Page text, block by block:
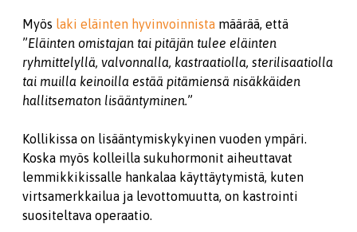
Myös laki eläinten hyvinvoinnista määrää, että
”Eläinten omistajan tai pitäjän tulee eläinten
ryhmittelyllä, valvonnalla, kastraatiolla, sterilisaatiolla
tai muilla keinoilla estää pitämiensä nisäkkäiden
hallitsematon lisääntyminen.”
Kollikissa on lisääntymiskykyinen vuoden ympäri.
Koska myös kolleilla sukuhormonit aiheuttavat
lemmikkikissalle hankalaa käyttäytymistä, kuten
virtsamerkkailua ja levottomuutta, on kastrointi
suositeltava operaatio.